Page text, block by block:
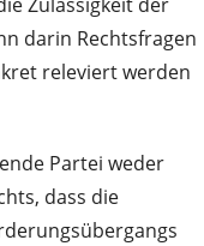
darin Rechtsfragen
releviert werden
Partei weder
dass die